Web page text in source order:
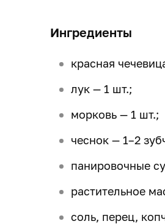
Ингредиенты
красная
лук — 1 шт.;
морковь — 1 шт.;
чеснок — 1–2
панировочные
растительное
соль, перец,